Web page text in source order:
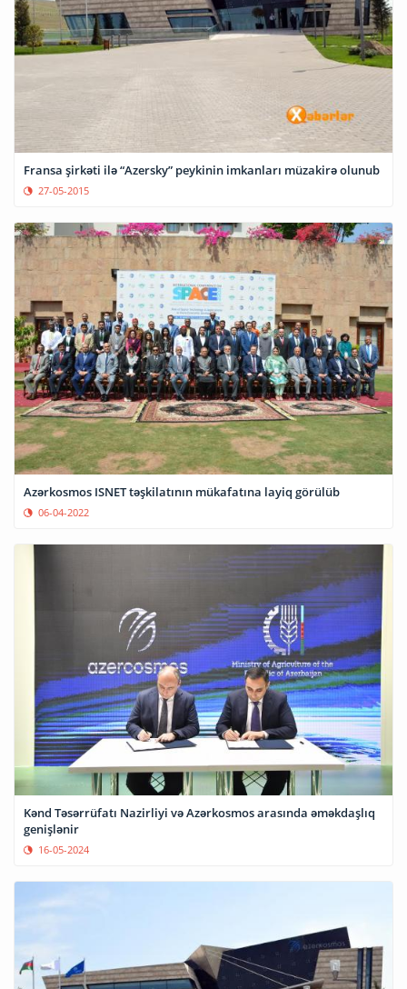
Fransa şirkəti ilə “Azersky” peykinin imkanları müzakirə olunub
27-05-2015
Azərkosmos ISNET təşkilatının mükafatına layiq görülüb
06-04-2022
Kənd Təsərrüfatı Nazirliyi və Azərkosmos arasında əməkdaşlıq
genişlənir
16-05-2024